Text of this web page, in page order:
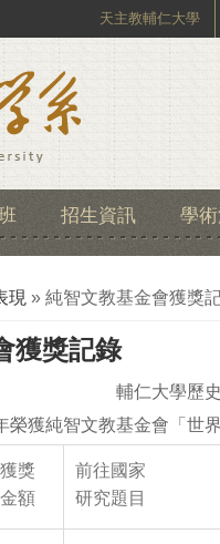
天主教輔仁大學
招生資訊 學
現 » 純智文教基金會獲獎
獲獎記錄
輔仁大學歷
榮獲純智文教基金會「世
獲獎
金額
前往國家
研究題目